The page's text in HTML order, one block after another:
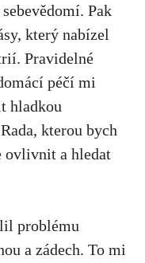
Pak
který​ nabízel⁢
Pravidelné⁢
péčí mi⁣
hladkou
kterou bych
ovlivnit⁢ a hledat
problému
a zádech. To mi